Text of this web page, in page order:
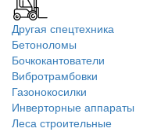
Другая спецтехника
Бетоноломы
Бочкокантователи
Вибротрамбовки
Газонокосилки
Инверторные аппараты
Леса строительные